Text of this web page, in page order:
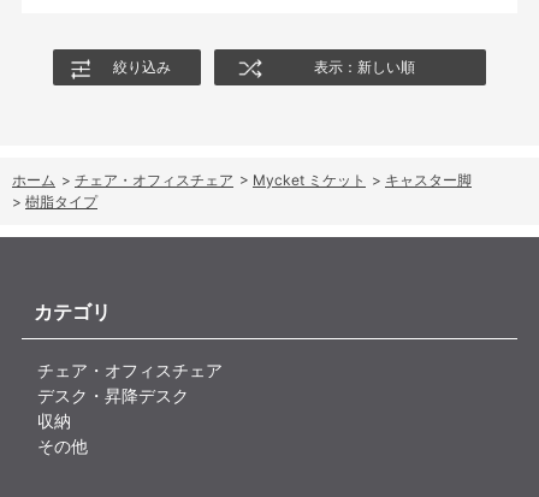
絞り込み 表示：新しい順
ホーム > チェア・オフィスチェア > Mycket ミケット > キャスター脚
> 樹脂タイプ
カテゴリ
チェア・オフィスチェア
デスク・昇降デスク
収納
その他